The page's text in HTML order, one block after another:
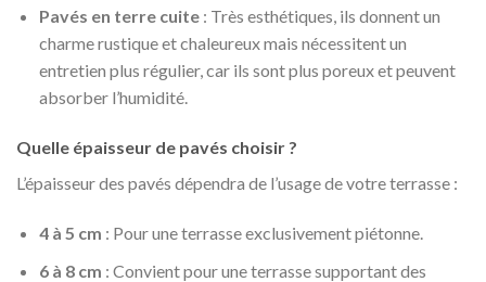
Pavés en terre cuite: Très esthétiques, ils donnent un
charme rustique et chaleureux mais nécessitent un
entretien plus régulier, car ils sont plus poreux et peuvent
absorber l’humidité.
Quelle épaisseur de pavés choisir ?
L’épaisseur des pavés dépendra de l’usage de votre terrasse :
4 à 5 cm : Pour une terrasse exclusivement piétonne.
6 à 8 cm : Convient pour une terrasse supportant des